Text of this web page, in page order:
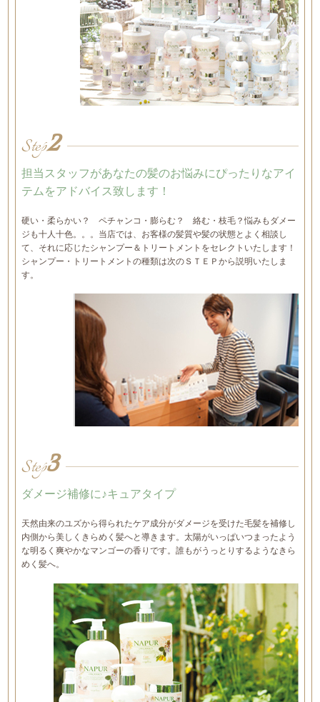
Step2
担当スタッフがあなたの髪のお悩みにぴったりなアイ
テムをアドバイス致します！
硬い・柔らかい？ ペチャンコ・膨らむ？ 絡む・枝毛？悩みもダメー
ジも十人十色。。。当店では、お客様の髪質や髪の状態とよく相談し
て、それに応じたシャンプー＆トリートメントをセレクトいたします！
シャンプー・トリートメントの種類は次のＳＴＥＰから説明いたしま
す。
Step3
ダメージ補修に♪キュアタイプ
天然由来のユズから得られたケア成分がダメージを受けた毛髪を補修し
内側から美しくきらめく髪へと導きます。太陽がいっぱいつまったよう
な明るく爽やかなマンゴーの香りです。誰もがうっとりするようなきら
めく髪へ。